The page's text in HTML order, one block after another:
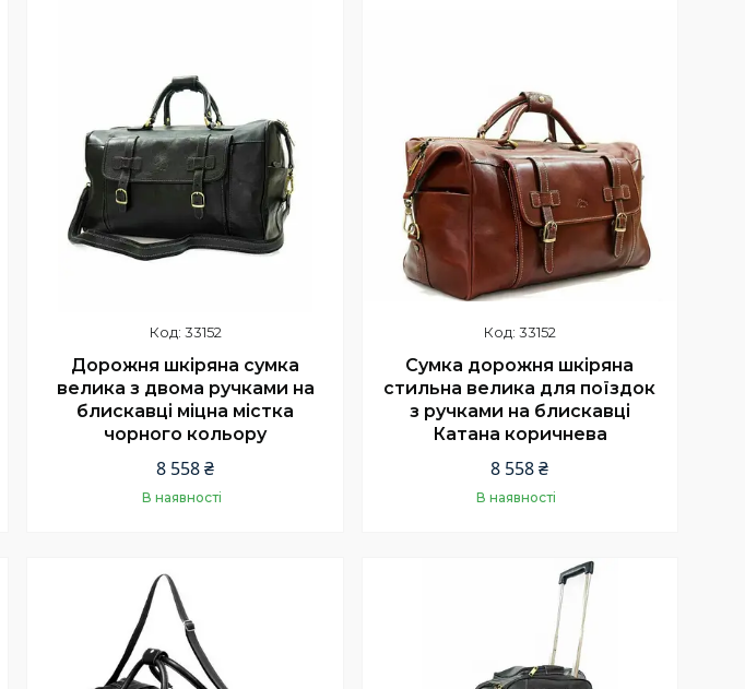
33152
Дорожня шкіряна сумка
велика з двома ручками на
блискавці міцна містка
чорного кольору
8 558 ₴
В наявності
33152
Сумка дорожня шкіряна
стильна велика для поїздок
з ручками на блискавці
Катана коричнева
8 558 ₴
В наявності